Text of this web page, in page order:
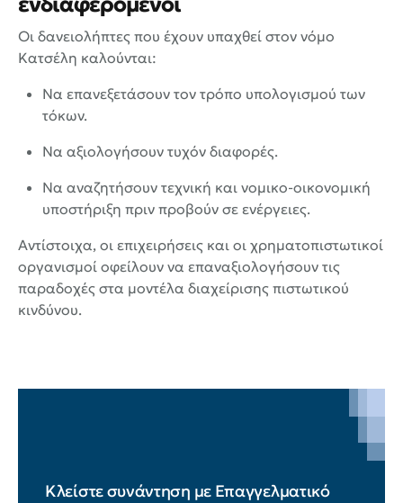
Οι δανειολήπτες που έχουν υπαχθεί στον νόμο
Κατσέλη καλούνται:
Να επανεξετάσουν τον τρόπο υπολογισμού των
τόκων.
Να αξιολογήσουν τυχόν διαφορές.
Να αναζητήσουν τεχνική και νομικο-οικονομική
υποστήριξη πριν προβούν σε ενέργειες.
Αντίστοιχα, οι επιχειρήσεις και οι χρηματοπιστωτικοί
οργανισμοί οφείλουν να επαναξιολογήσουν τις
παραδοχές στα μοντέλα διαχείρισης πιστωτικού
κινδύνου.
Κλείστε συνάντηση με Επαγγελματικό